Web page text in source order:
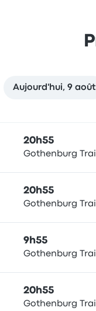
Aujourd'hui, 9 août
20h55
Gothenburg
20h55
Gothenburg
9h55
Gothenburg
20h55
Gothenburg